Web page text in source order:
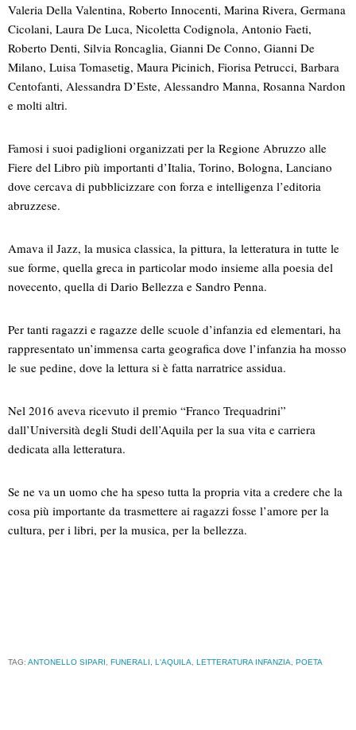
Valeria Della Valentina, Roberto Innocenti, Marina Rivera, Germana
Cicolani, Laura De Luca, Nicoletta Codignola, Antonio Faeti,
Roberto Denti, Silvia Roncaglia, Gianni De Conno, Gianni De
Milano, Luisa Tomasetig, Maura Picinich, Fiorisa Petrucci, Barbara
Centofanti, Alessandra D’Este, Alessandro Manna, Rosanna Nardon
e molti altri.
Famosi i suoi padiglioni organizzati per la Regione Abruzzo alle
Fiere del Libro più importanti d’Italia, Torino, Bologna, Lanciano
dove cercava di pubblicizzare con forza e intelligenza l’editoria
abruzzese.
Amava il Jazz, la musica classica, la pittura, la letteratura in tutte le
sue forme, quella greca in particolar modo insieme alla poesia del
novecento, quella di Dario Bellezza e Sandro Penna.
Per tanti ragazzi e ragazze delle scuole d’infanzia ed elementari, ha
rappresentato un’immensa carta geografica dove l’infanzia ha mosso
le sue pedine, dove la lettura si è fatta narratrice assidua.
Nel 2016 aveva ricevuto il premio “Franco Trequadrini”
dall’Università degli Studi dell’Aquila per la sua vita e carriera
dedicata alla letteratura.
Se ne va un uomo che ha speso tutta la propria vita a credere che la
cosa più importante da trasmettere ai ragazzi fosse l’amore per la
cultura, per i libri, per la musica, per la bellezza.
TAG: ANTONELLO SIPARI, FUNERALI, L'AQUILA, LETTERATURA INFANZIA, POETA